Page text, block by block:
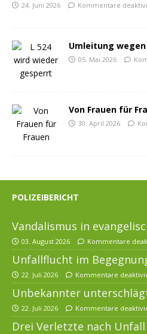
24. Juni 2026 Kommentare
Umleitung
05. Mai 2026
Von Frauen für
30. April 2026
POLIZEIBERICHT
Vandalismus in
03. August 2026 Kommentare
Unfallflucht im
22. Juli 2026 Kommentare
Unbekannter
22. Juli 2026 Kommentare
Drei Verletzte nach Unfall